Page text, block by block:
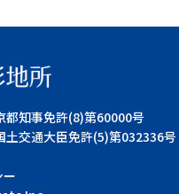
都知事免許(8)第60000号
土交通大臣免許(5)第032336号